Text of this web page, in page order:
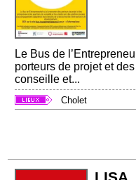
Le Bus de
porteurs de projet et
conseille et...
Cholet